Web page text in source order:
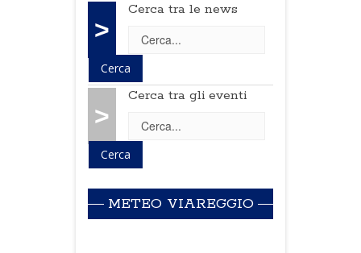
>
Cerca tra le news
>
Cerca tra gli eventi
METEO VIAREGGIO